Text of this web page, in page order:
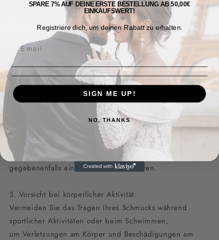
Erstickungsgefahr darstellen.
2. Risiken bei gesundheitlichen Problemen:
Für einige Menschen kann das Tragen von Schmuck
ebenfalls Risiken bergen, insbesondere bei bestehenden
gesundheitlichen Problemen wie Allergien
oder Hautempfindlichkeiten.
Wir empfehlen, den Schmuck regelmäßig auf
zu überprüfen und bei Anzeichen von Hautirritationen,
allergischen Reaktionen oder anderen Beschwerden
das Tragen des Schmucks sofort einzustellen und
gegebenenfalls einen Arzt zu konsultieren.
3. Vorsicht bei körperlicher Aktivität:
Vermeiden Sie das Tragen Ihres Schmucks während
sportlicher Aktivitäten oder beim Schwimmen,
um Verletzungen am Körper und Beschädigungen am
SPARE 7% AUF DEINE ERSTE BESTELLUNG AB 50,00€
EINKAUFSWERT!
Registriere dich, um deinen Rabatt zu erhalten.
SIGN ME UP!
NO, THANKS